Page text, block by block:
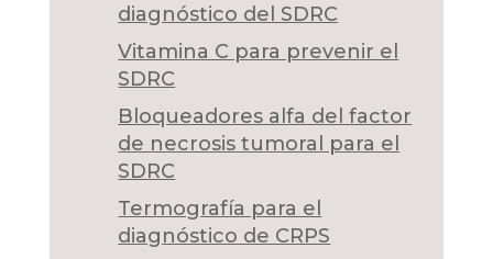
diagnóstico del SDRC
Vitamina C para prevenir el
SDRC
Bloqueadores alfa del factor
de necrosis tumoral para el
SDRC
Termografía para el
diagnóstico de CRPS